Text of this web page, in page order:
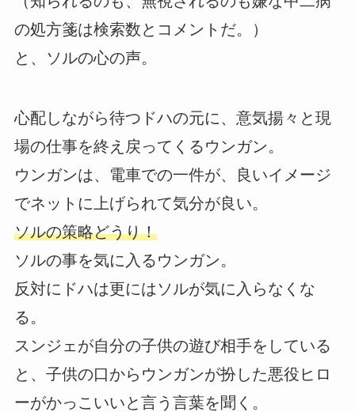
の処方箋は検索数とコメントだ。）
と、ソルの心の声。
心配しながら待つドハの元に、意気揚々と現
場の仕事を終え戻ってくるウンガン。
ウンガンは、電車での一件が、良いイメージ
でネットに上げられて気分が良い。
ソルの策略どうり！
ソルの事を気に入るウンガン。
反対にドハは更にはソルが気に入らなくな
る。
スンジェが自分の子供の遊び相手をしている
と、子供の口からウンガンが扮した悪役ヒロ
ーがかっこいいと言う言葉を聞く。